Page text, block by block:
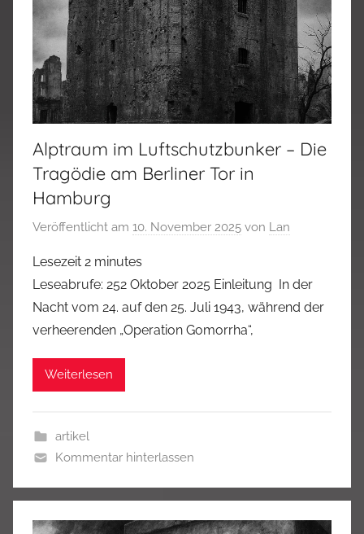
Alptraum im Luftschutzbunker – Die
Tragödie am Berliner Tor in
Hamburg
Veröffentlicht am 10. November 2025 von Lan
Lesezeit 2 minutes
Leseabrufe: 252 Oktober 2025 Einleitung In der
Nacht vom 24. auf den 25. Juli 1943, während der
verheerenden „Operation Gomorrha“,
Weiterlesen
artikel
Kommentar hinterlassen